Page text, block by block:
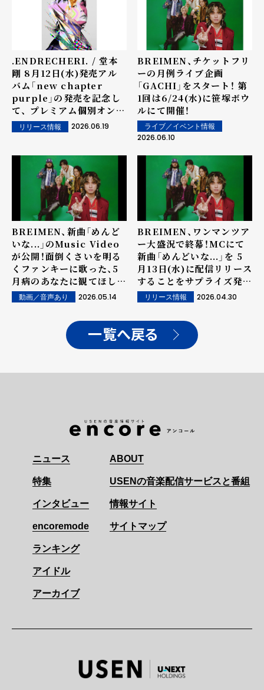
.ENDRECHERI. / 堂本
剛 8月12日(水)発売アル
バム「new chapter
purple」の発売を記念し
て、 プレミアム個別オンラ
インイベント開催決定！ 7
月1日(水)にはアルバム収
feat. BREIMEN」の先行
配信も決定！ 新ビジュアル
も公開！
リリース情報 2026.06.19
BREIMEN、チケットフリ
ーの月例ライブ企画
「GACHI」をスタート！ 第
1回は6/24(水)に笹塚ボウ
ルにて開催！
ライブ／イベント情報
2026.06.10
BREIMEN、新曲「めんど
いな...」のMusic Video
が公開！面倒くさいを明る
くファンキーに歌った、5
月病のあなたに観てほしい
遊び心満載の MV！
動画／音声あり 2026.05.14
BREIMEN、ワンマンツア
ー大盛況で終幕！MCにて
新曲「めんどいな...」を 5
月13日(水)に配信リリース
することをサプライズ発
表！ジャケット写真も解禁！
バンドの原点や個性を感じ
られる新アーティスト写真
も解禁！
リリース情報 2026.04.30
一覧へ戻る
ニュース
特集
インタビュー
encoremode
ランキング
アイドル
アーカイブ
ABOUT
USENの音楽配信サービスと番組
情報サイト
サイトマップ